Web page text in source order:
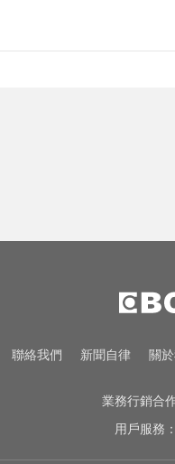
亡夫遺願
跌倒竟成致
鬆失智三關鍵
快訊／最新
聯絡我們 新聞自律 關
業務行銷合
用戶服務：